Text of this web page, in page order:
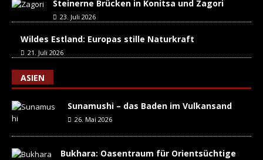
Steinerne Brücken in Konitsa und Zagori
23. Juli 2026
Wildes Estland: Europas stille Naturkraft
21. Juli 2026
ASIEN
Sunamushi – das Baden im Vulkansand
26. Mai 2026
Bukhara: Oasentraum für Orientsüchtige